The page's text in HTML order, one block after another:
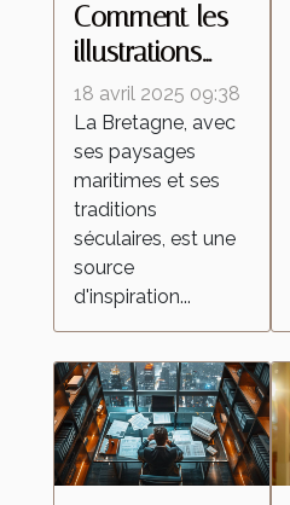
Comment les
illustrations
inspirées de la
Bretagne
célèbrent la
culture
régionale
18 avril 2025 09:38
La Bretagne, avec
ses paysages
maritimes et ses
traditions
séculaires, est une
source
d'inspiration...